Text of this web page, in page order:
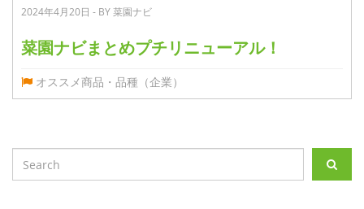
2024年4月20日 - BY 菜園ナビ
菜園ナビまとめプチリニューアル！
オススメ商品・品種（企業）